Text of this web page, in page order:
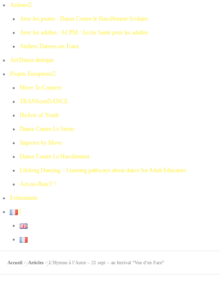
Actions
Avec les jeunes : Danse Contre le Harcèlement Scolaire
Avec les adultes : ACPM / Accès Santé pour les adultes
Ateliers Danses-en-Trans
Art/Danse-thérapie
Projets Européens
Move To Connect
TRANScenDANCE
HeArts of Youth
Danse Contre Le Stress
Improve by Move
Danse Contre Le Harcèlement
Lifelong Dancing – Learning pathways about dance for Adult Educators
Act-no-ReacT !
Evènements
Accueil »Articles »L’Hymne à l’Autre – 21 sept – au festival “Vue d’en Face”